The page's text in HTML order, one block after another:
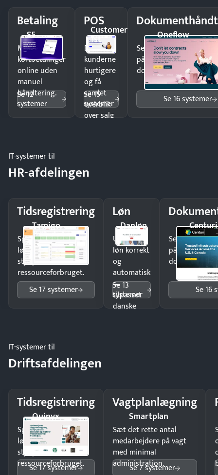
Betaling
S5
Modtag
kortbetalinger
online uden
manuel
håndtering.
Se 12
systemer
POS
Customer
1st
Ekspedér
kunderne
hurtigere
og få
samlet
overblik
over salg
Se 15
systemer
Oneflow
Send kontrakter til
på minutter og mist
dokumenter.
Se 16 systemer
IT-systemer til
HR-afdelingen
Tidsregistrering
Tamigo
Spar tid på
lønberegning og få
styr på
ressourceforbruget.
Se 17 systemer
Løn
Danløn
Udbetal
løn korrekt
og
automatisk
—
tilpasset
danske
Se 13
systemer
Centuri
Send
på minutter
dokumenter.
Se 16
IT-systemer til
Driftsafdelingen
Tidsregistrering
Quinyx
Spar tid på
lønberegning og få
styr på
ressourceforbruget.
Se 17 systemer
Vagtplanlægning
Smartplan
Sæt det rette antal
medarbejdere på vagt
med minimal
administration.
Se 7 systemer